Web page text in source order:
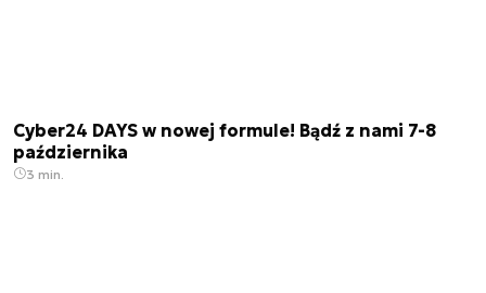
Cyber24 DAYS w nowej formule! Bądź z nami 7-8
października
3 min.